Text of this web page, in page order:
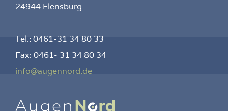
24944 Flensburg
Tel.: 0461-31 34 80 33
Fax: 0461- 31 34 80 34
info@augennord.de